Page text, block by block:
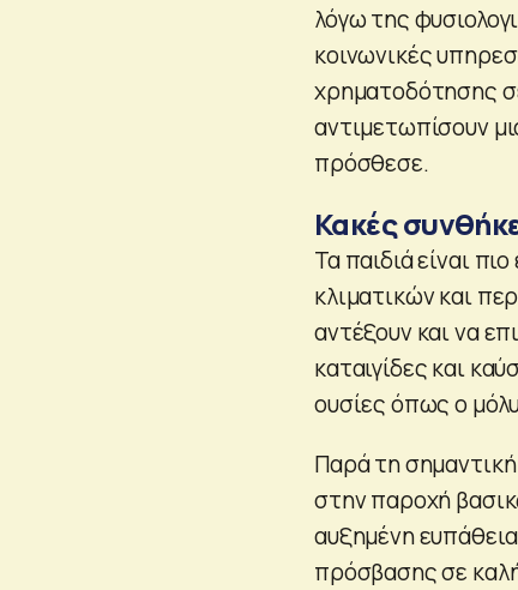
λόγω της
κοινωνικές
χρηματοδότησης
αντιμετωπίσουν
πρόσθεσε.
Κακές
Τα παιδιά είναι
κλιματικών και
αντέξουν και να
καταιγίδες και
ουσίες όπως ο
Παρά τη
στην παροχή
αυξημένη
πρόσβασης σε